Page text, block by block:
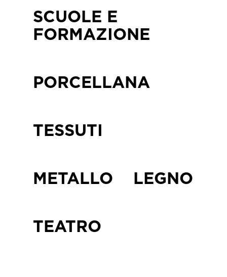
SCUOLE E
FORMAZIONE
PORCELLANA
TESSUTI
METALLO LEGNO
TEATRO